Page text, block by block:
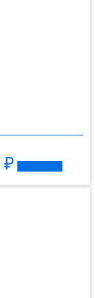
₽